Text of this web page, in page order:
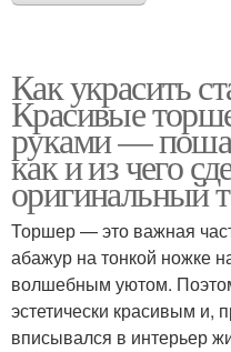
Как украсить
Красивые
руками —
как и из чего
оригинальный
Торшер — это важная
абажур на тонкой ножке
волшебным уютом.
эстетически красивым и,
вписывался в интерьер